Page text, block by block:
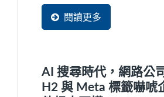
閱讀更多
AI 搜尋時代，網路公
H2 與 Meta 標籤嚇唬